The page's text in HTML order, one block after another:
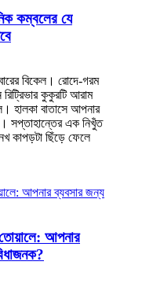
কম্বলের যে
বিকেল। রোদে-গরম
কুকুরটি আরাম
বাতাসে আপনার
সপ্তাহান্তের এক নিখুঁত
কাপড়টা ছিঁড়ে ফেলে
আপনার